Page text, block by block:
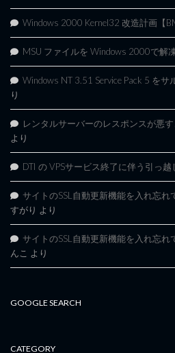
Windows 2000 Kernel32 改造計画【
MSU ファイルを Windows 2000で解
Windows NT 3.51 Service Pack 5 をサ
り
レンタルサーバーのレスポンスが悪
より
DTI の VPSサービス終了に伴う引っ
サイトのSSL自動更新機能を入れ忘れ
すがり より
サイトのSSL自動更新機能を入れ忘れ
んこ より
GOOGLE SEARCH
CATEGORY